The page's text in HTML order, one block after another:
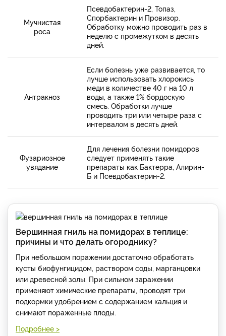
Мучнистая
роса
Псевдобактерин-2, Топаз,
Спорбактерин и Провизор.
Обработку можно проводить раз в
неделю с промежутком в десять
дней.
Антракноз
Если болезнь уже развивается, то
лучше использовать хлорокись
меди в количестве 40 г на 10 л
воды, а также 1% бордоскую
смесь. Обработки лучше
проводить три или четыре раза с
интервалом в десять дней.
Фузариозное
увядание
Для лечения болезни помидоров
следует применять такие
препараты как Бактерра, Алирин-
Б и Псевдобактерин-2.
Вершинная гниль на помидорах в теплице:
причины и что делать огороднику?
При небольшом поражении достаточно обработать
кусты биофунгицидом, раствором соды, марганцовки
или древесной золы. При сильном заражении
применяют химические препараты, проводят три
подкормки удобрением с содержанием кальция и
снимают пораженные плоды.
Подробнее >